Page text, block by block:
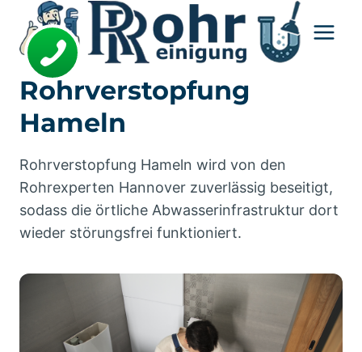
Inhalt
springen
Rohrverstopfung
Hameln
Rohrverstopfung Hameln wird von den
Rohrexperten Hannover zuverlässig beseitigt,
sodass die örtliche Abwasserinfrastruktur dort
wieder störungsfrei funktioniert.